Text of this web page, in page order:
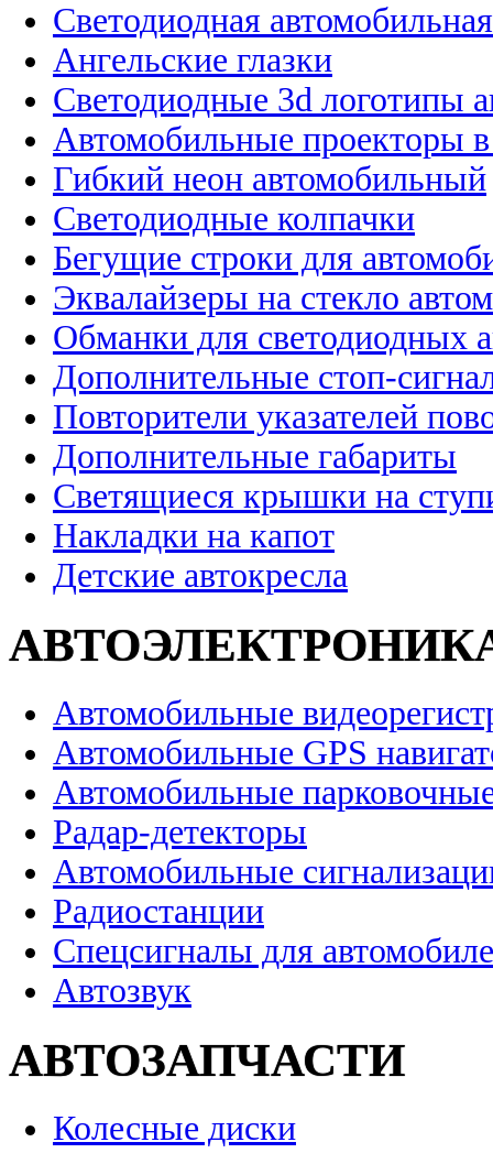
Светодиодная
Ангельские глазки
Светодиодные 3d логотипы
Автомобильные проекторы
Гибкий неон автомобильный
Светодиодные колпачки
Бегущие строки для
Эквалайзеры на стекло
Обманки для светодиодных
Дополнительные стоп-
Повторители указателей
Дополнительные габариты
Светящиеся крышки на
Накладки на капот
Детские автокресла
Автомобильные
Автомобильные GPS
Автомобильные
Радар-детекторы
Автомобильные
Радиостанции
Спецсигналы для
Автозвук
АВТОЗАПЧАСТИ
Колесные диски